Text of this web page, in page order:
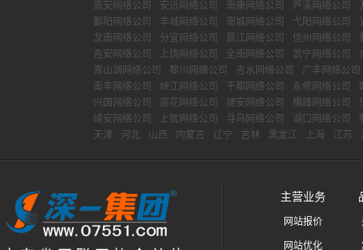
高安网络公司
安远网络公司 南康网络公司 芦溪网络公司
鄱阳网络公司
丰城网络公司 南城网络公司 弋阳网络公司
龙南网络公司
分宜网络公司 昌江网络公司 信州网络公司
吉安网络公司
上饶网络公司 全南网络公司 武宁网络公司
青山湖网络公司
黎川网络公司 吉水网络公司
广丰网络公司
南丰网络公司
峡江网络公司 于都网络公司 永修网络公司
兴国网络公司
莲花网络公司 德安网络公司 横峰网络公司
靖安网络公司
上犹网络公司 寻乌网络公司 湖口网络公司
天津
河北 山西 内蒙古 辽宁 吉林 黑龙江 上海 江苏
主营业务
网站报价
网站优化